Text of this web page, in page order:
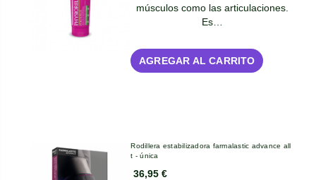
músculos como las articulaciones.
Es…
AGREGAR AL CARRITO
Rodillera estabilizadora farmalastic advance all
t - única
36,95 €